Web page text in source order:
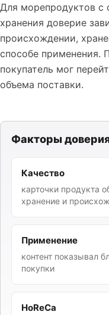
Для морепродуктов с
хранения доверие
происхождении,
способе применения.
покупатель мог
объема поставки.
Факторы
Качество
карточки продукта
хранение и
Применение
контент показывал
покупки
HoReCa